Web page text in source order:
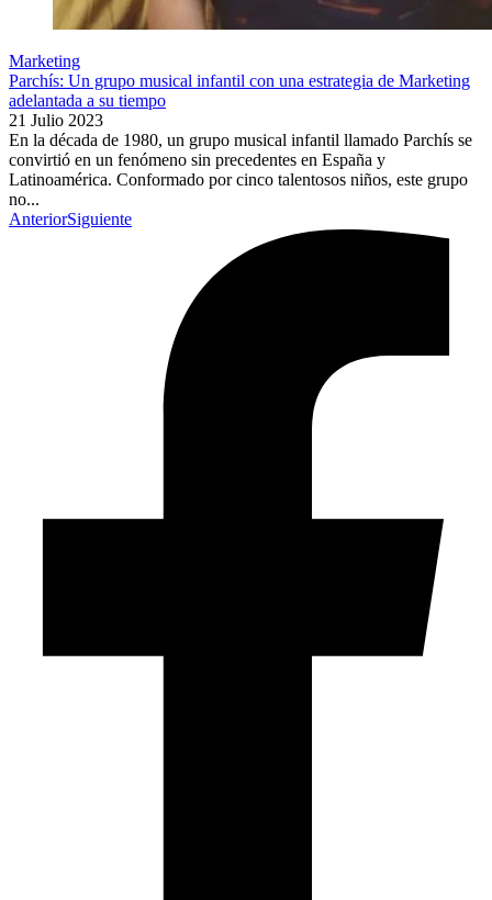
Marketing
Parchís: Un grupo musical infantil con una estrategia de Marketing
adelantada a su tiempo
21 Julio 2023
En la década de 1980, un grupo musical infantil llamado Parchís se
convirtió en un fenómeno sin precedentes en España y
Latinoamérica. Conformado por cinco talentosos niños, este grupo
no...
AnteriorSiguiente